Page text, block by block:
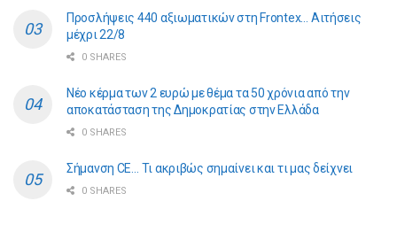
Προσλήψεις 440 αξιωματικών στη Frontex… Αιτήσεις
μέχρι 22/8
0 SHARES
Νέο κέρμα των 2 ευρώ με θέμα τα 50 χρόνια από την
αποκατάσταση της Δημοκρατίας στην Ελλάδα
0 SHARES
Σήμανση CE… Τι ακριβώς σημαίνει και τι μας δείχνει
0 SHARES